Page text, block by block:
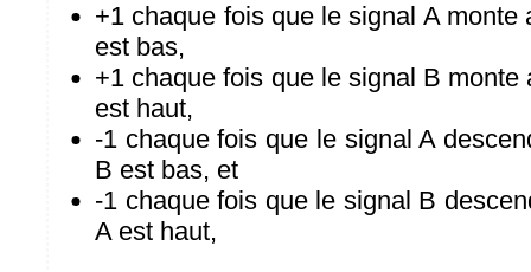
+1 chaque fois que le signal A monte
est bas,
+1 chaque fois que le signal B monte
est haut,
-1 chaque fois que le signal A
B est bas, et
-1 chaque fois que le signal B
A est haut,